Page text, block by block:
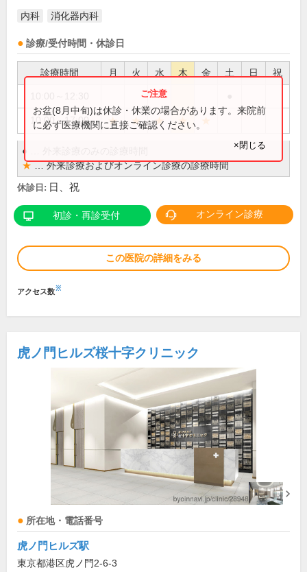
内科 消化器内科
診療/受付時間・休診日
診療時間 月 火 水 木 金 土 日 祝
10:00～17:00 ★ ★ ★ ★ ★
●
★ … 外来診療およびオンライン診療の診療時間
お盆(8月中旬)は休診・休業の場合があります。来院前
に必ず医療機関に直接ご確認ください。
×閉じる
休診日: 日、祝
初診・再診受付 オンライン診療
この医院の詳細をみる
アクセス数※
虎ノ門ヒルズ桜十字クリニック
所在地・電話番号
虎ノ門ヒルズ駅
東京都港区虎ノ門2-6-3